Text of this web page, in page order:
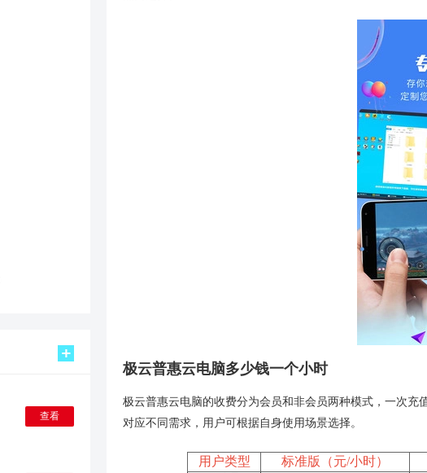
查看
极云普惠云电脑多少钱一个小时
极云普惠云电脑的收费分为会员和非会员两种模式，一次
对应不同需求，用户可根据自身使用场景选择。
用户类型 标准版（元/小时）